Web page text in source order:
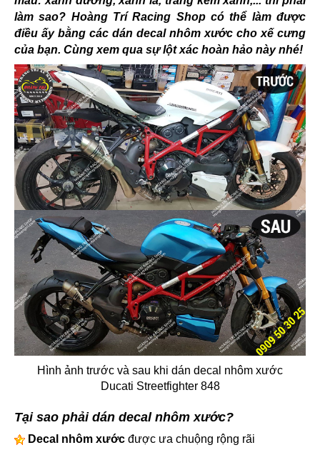
làm sao? Hoàng Trí Racing Shop có thể làm được
điều ấy bằng các dán decal nhôm xước cho xế cưng
của bạn. Cùng xem qua sự lột xác hoàn hảo này nhé!
Hình ảnh trước và sau khi dán decal nhôm xước
Ducati Streetfighter 848
Tại sao phải dán decal nhôm xước?
Decal nhôm xước được ưa chuộng rộng rãi